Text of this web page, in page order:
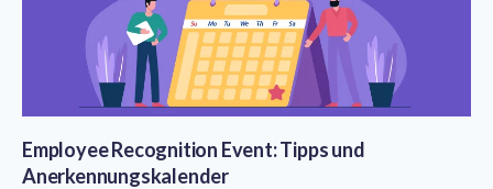
Employee Recognition Event: Tipps und
Anerkennungskalender